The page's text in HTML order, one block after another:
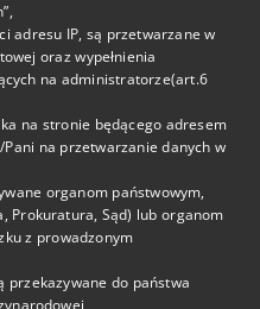
adresu IP, są przetwarzane w
oraz wypełnienia
na administratorze(art.6
na stronie będącego adresem
na przetwarzanie danych w
organom państwowym,
Prokuratura, Sąd) lub organom
z prowadzonym
przekazywane do państwa